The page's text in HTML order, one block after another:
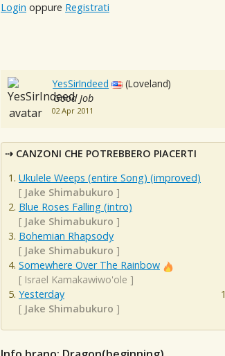
Login oppure Registrati
YesSirIndeed
(Loveland)
Good Job
02 Apr 2011
CANZONI CHE POTREBBERO PIACERTI
Ukulele Weeps (entire Song) (improved)
[ Jake Shimabukuro ]
Blue Roses Falling (intro)
[ Jake Shimabukuro ]
Bohemian Rhapsody
[ Jake Shimabukuro ]
Somewhere Over The Rainbow
[ Israel Kamakawiwo'ole ]
Yesterday
[ Jake Shimabukuro ]